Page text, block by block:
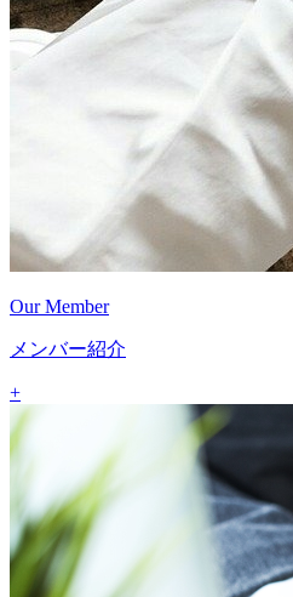
Our Member
メンバー紹介
+